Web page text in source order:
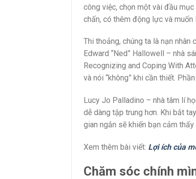
công việc, chọn một vài đầu
chấn, có thêm động lực và muốn
Thi thoảng, chúng ta là nạn
Edward “Ned” Hallowell – nhà
Recognizing and Coping With
và nói “không” khi cần thiết.
Lucy Jo Palladino – nhà tâm lí
dễ dàng tập trung hơn. Khi bắt
gian ngắn sẽ khiến bạn cảm
Xem thêm bài viết: Lợi ích của
Chăm sóc chính